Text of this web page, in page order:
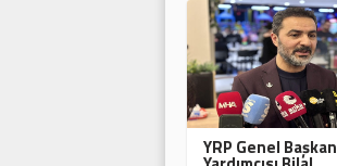
YRP Genel Başkan